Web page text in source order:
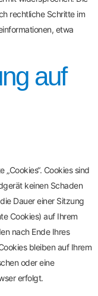
rechtliche Schritte im
etwa
auf
Cookies sind
keinen Schaden
Dauer einer Sitzung
Cookies) auf Ihrem
nach Ende Ihres
bleiben auf Ihrem
oder eine
erfolgt.